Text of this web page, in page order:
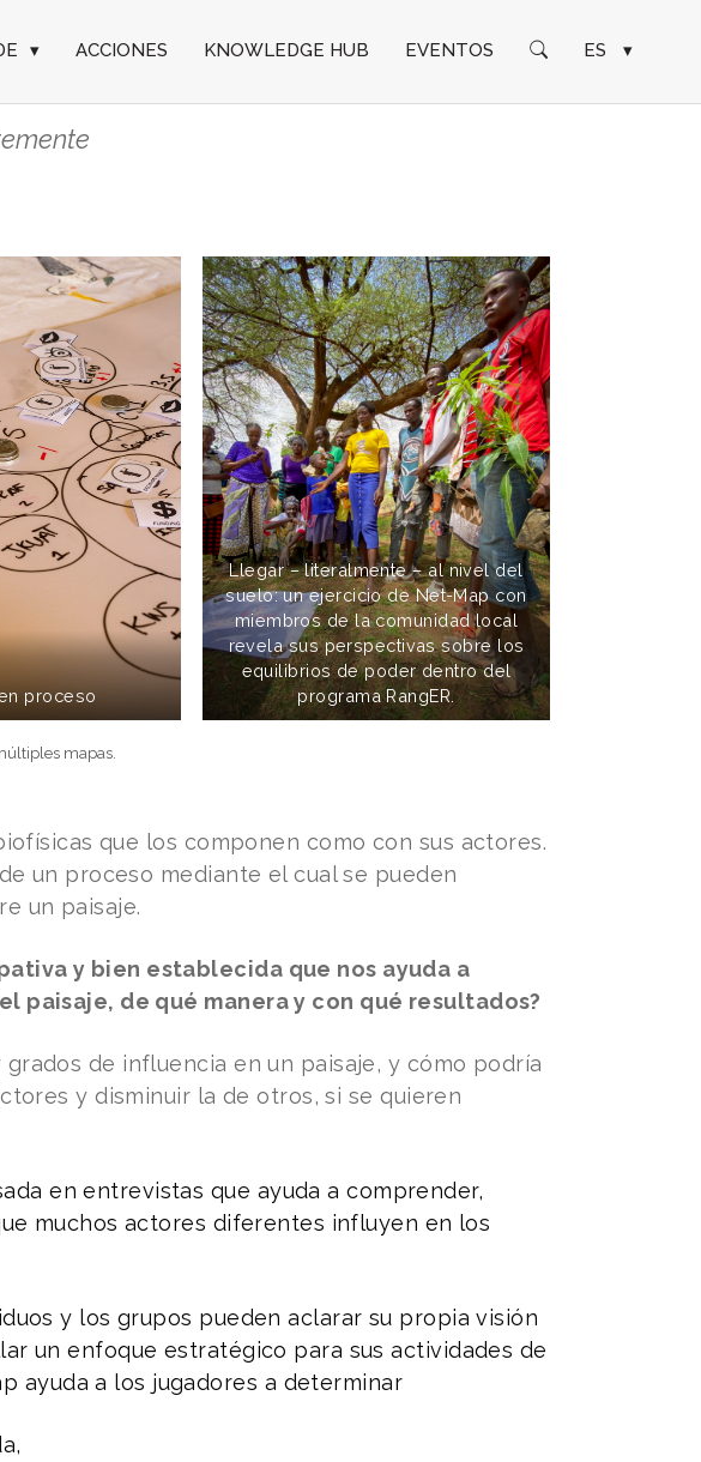
▾ ACCIONES KNOWLEDGE HUB EVENTOS ES ▾
proceso
Llegar – literalmente – al nivel del
suelo: un ejercicio de Net-Map con
miembros de la comunidad local
revela sus perspectivas sobre los
equilibrios de poder dentro del
programa RangER.
mapas.
que los componen como con sus actores.
un proceso mediante el cual se pueden
un paisaje.
y bien establecida que nos ayuda a
paisaje, de qué manera y con qué resultados?
de influencia en un paisaje, y cómo podría
y disminuir la de otros, si se quieren
en entrevistas que ayuda a comprender,
muchos actores diferentes influyen en los
y los grupos pueden aclarar su propia visión
un enfoque estratégico para sus actividades de
ayuda a los jugadores a determinar